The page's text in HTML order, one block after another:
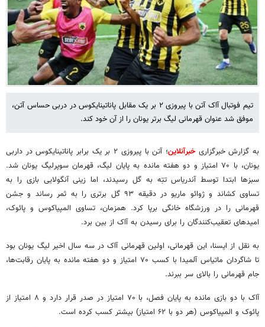
تیم فوتبال آاک آتن با پیروزی ۲ بر یک مقابل پاناتینایکوس در دربی حساس آتن،
موفق شد عنوان قهرمانی لیگ برتر یونان را از آن خود کند.
به گزارش خبرگزاریخبرآنلاین
؛ آتن با پیروزی ۲ بر یک برابر پاناتینایکوس در داربی
یونان، با ۷۰ امتیاز و دو هفته مانده به پایان لیگ، قهرمان سوپرلیگ یونان شد.
سبزها ابتدا توسط آندریاس تتِه به گل رسیدند، اما زینی آنگولایی بازی را به
تساوی کشاند و ژوائو ماریو در دقیقه ۹۳ گل برتری را به ثمر رساند و جشن
قهرمانی را در ورزشگاه خانگی برپا کرد. همزمان، تساوی المپیاکوس و پائوک،
امیدهای تعقیب‌کنندگان را برای رسیدن به آاک از بین برد.
به نقل از ایسنا، این قهرمانی، اولین قهرمانی آاک در سه سال اخیر لیگ یونان بود
تا شاگردان ماتیاس آلمیدا با کسب ۷۰ امتیاز و دو هفته مانده به پایان رقابت‌ها،
جام قهرمانی را بالای سر ببرند.
آاک با دو بازی مانده به پایان فصل، با ۷۰ امتیاز در صدر قرار دارد و ۸ امتیاز از
پائوک و المپیاکوس (هر دو با ۶۲ امتیاز) بیشتر کسب کرده است.